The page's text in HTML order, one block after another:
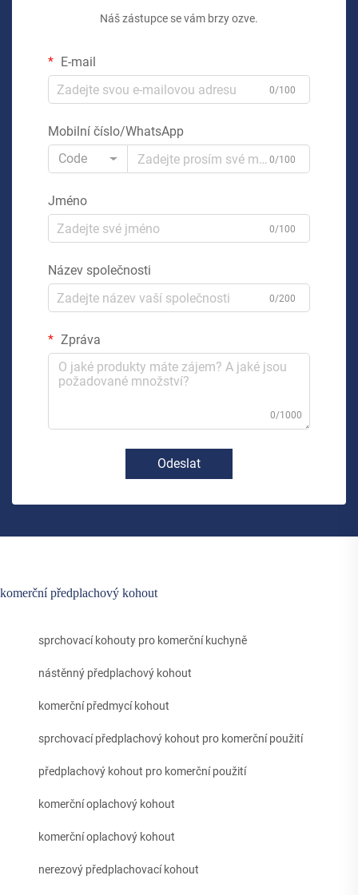
Náš zástupce se vám brzy ozve.
E-mail
0/100
Mobilní číslo/WhatsApp
Code
0/100
Jméno
0/100
Název společnosti
0/200
Zpráva
0/1000
Odeslat
komerční předplachový kohout
sprchovací kohouty pro komerční kuchyně
nástěnný předplachový kohout
komerční předmycí kohout
sprchovací předplachový kohout pro komerční použití
předplachový kohout pro komerční použití
komerční oplachový kohout
komerční oplachový kohout
nerezový předplachovací kohout